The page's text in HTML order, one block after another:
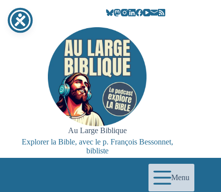
contenu
Au Large Biblique
Explorer la Bible, avec le p. François Bessonnet,
bibliste
Menu